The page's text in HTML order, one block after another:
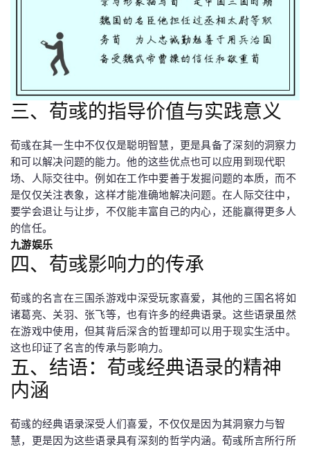
三、荀彧的指导价值与实践意义
荀彧在其一生中不仅仅是聪明智慧，更是具备了深刻的洞察力
和可以解决问题的能力。他的这些优点也可以应用到现代职
场、人际交往中。例如在工作中要善于发掘问题的本质，而不
是仅仅关注表象，这样才能准确地解决问题。在人际交往中，
要学会退让与让步，不仅能丰富自己的内心，还能赢得更多人
的信任。
九游娱乐
四、荀彧影响力的传承
荀彧的名言在三国杀游戏中深受玩家喜爱，其他的三国名将如
诸葛亮、关羽、张飞等，也有许多的经典语录。这些语录虽然
在游戏中使用，但其背后深含的哲理却可以用于现实生活中。
这也印证了名言的传承与影响力。
五、结语：荀彧经典语录的精神
内涵
荀彧的经典语录深受人们喜爱，不仅仅是因为其洞察力与智
慧，更是因为这些语录具有深刻的哲学内涵。荀彧所言所行所